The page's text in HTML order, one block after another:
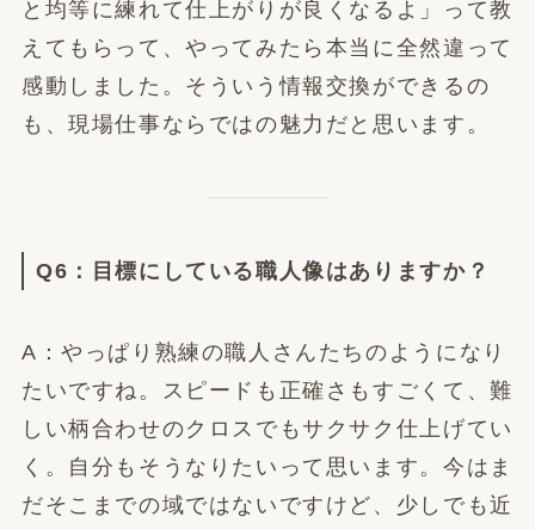
と均等に練れて仕上がりが良くなるよ」って教
えてもらって、やってみたら本当に全然違って
感動しました。そういう情報交換ができるの
も、現場仕事ならではの魅力だと思います。
Q6：目標にしている職人像はありますか？
A：やっぱり熟練の職人さんたちのようになり
たいですね。スピードも正確さもすごくて、難
しい柄合わせのクロスでもサクサク仕上げてい
く。自分もそうなりたいって思います。今はま
だそこまでの域ではないですけど、少しでも近